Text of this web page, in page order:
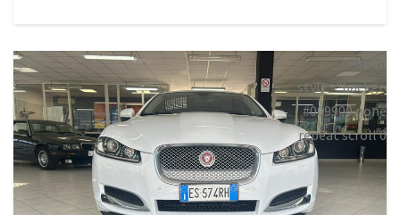
<span
#009900 none
repeat scroll 0